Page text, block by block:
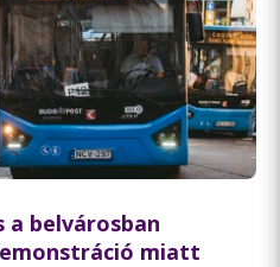
a belvárosban
miatt